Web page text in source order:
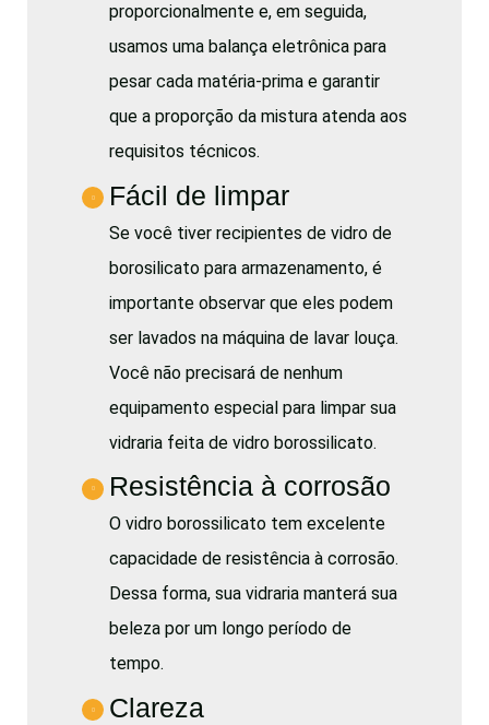
proporcionalmente e, em seguida,
usamos uma balança eletrônica para
pesar cada matéria-prima e garantir
que a proporção da mistura atenda aos
requisitos técnicos.
Fácil de limpar
Se você tiver recipientes de vidro de
borosilicato para armazenamento, é
importante observar que eles podem
ser lavados na máquina de lavar louça.
Você não precisará de nenhum
equipamento especial para limpar sua
vidraria feita de vidro borossilicato.
Resistência à corrosão
O vidro borossilicato tem excelente
capacidade de resistência à corrosão.
Dessa forma, sua vidraria manterá sua
beleza por um longo período de
tempo.
Clareza